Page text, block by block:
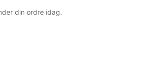
din ordre idag.